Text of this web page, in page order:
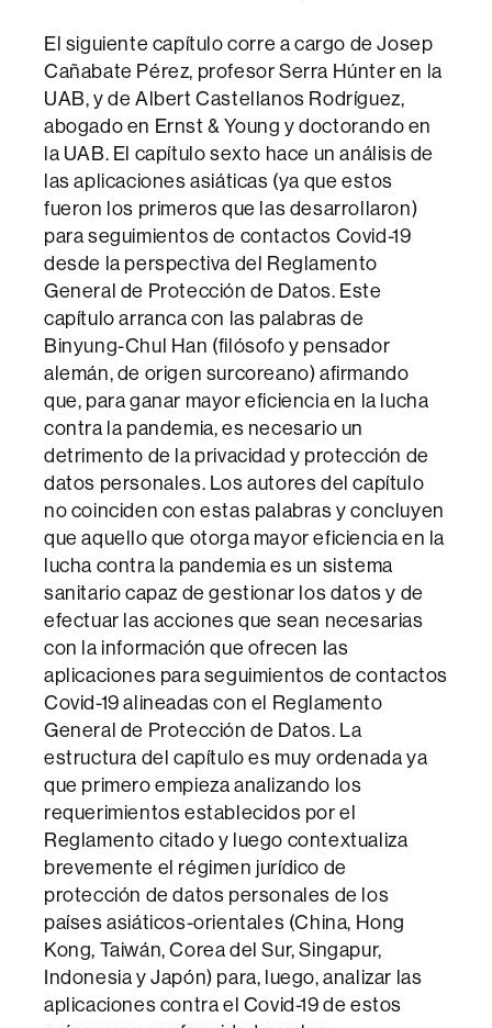
El siguiente capítulo corre a cargo de Josep
Cañabate Pérez, profesor Serra Húnter en la
UAB, y de Albert Castellanos Rodríguez,
abogado en Ernst & Young y doctorando en
la UAB. El capítulo sexto hace un análisis de
las aplicaciones asiáticas (ya que estos
fueron los primeros que las desarrollaron)
para seguimientos de contactos Covid-19
desde la perspectiva del Reglamento
General de Protección de Datos. Este
capítulo arranca con las palabras de
Binyung-Chul Han (filósofo y pensador
alemán, de origen surcoreano) afirmando
que, para ganar mayor eficiencia en la lucha
contra la pandemia, es necesario un
detrimento de la privacidad y protección de
datos personales. Los autores del capítulo
no coinciden con estas palabras y concluyen
que aquello que otorga mayor eficiencia en la
lucha contra la pandemia es un sistema
sanitario capaz de gestionar los datos y de
efectuar las acciones que sean necesarias
con la información que ofrecen las
aplicaciones para seguimientos de contactos
Covid-19 alineadas con el Reglamento
General de Protección de Datos. La
estructura del capítulo es muy ordenada ya
que primero empieza analizando los
requerimientos establecidos por el
Reglamento citado y luego contextualiza
brevemente el régimen jurídico de
protección de datos personales de los
países asiáticos-orientales (China, Hong
Kong, Taiwán, Corea del Sur, Singapur,
Indonesia y Japón) para, luego, analizar las
aplicaciones contra el Covid-19 de estos